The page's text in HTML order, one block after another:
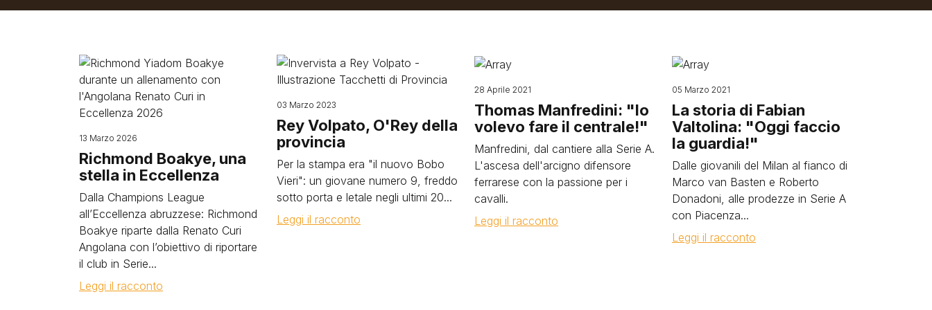
Image
13 Marzo 2026
Richmond Boakye, una
stella in Eccellenza
Dalla Champions League
all’Eccellenza abruzzese: Richmond
Boakye riparte dalla Renato Curi
Angolana con l’obiettivo di riportare
il club in Serie...
Leggi il racconto
Image
03 Marzo 2023
Rey Volpato, O'Rey della
provincia
Per la stampa era "il nuovo Bobo
Vieri": un giovane numero 9, freddo
sotto porta e letale negli ultimi 20...
Leggi il racconto
Image
28 Aprile 2021
Thomas Manfredini: "Io
volevo fare il centrale!"
Manfredini, dal cantiere alla Serie A.
L'ascesa dell'arcigno difensore
ferrarese con la passione per i
cavalli.
Leggi il racconto
Image
05 Marzo 2021
La storia di Fabian
Valtolina: "Oggi faccio
la guardia!"
Dalle giovanili del Milan al fianco di
Marco van Basten e Roberto
Donadoni, alle prodezze in Serie A
con Piacenza...
Leggi il racconto